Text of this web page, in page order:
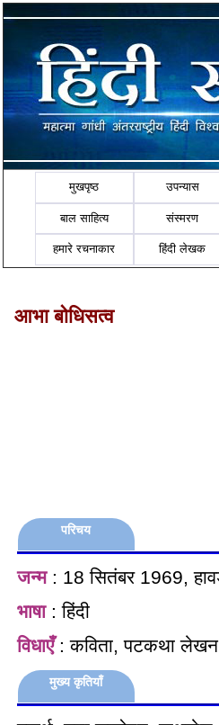
मुखपृष्ठ उपन्यास
बाल साहित्य संस्मरण
हमारे रचनाकार हिंदी लेखक
आभा बोधिसत्व
परिचय
जन्म: 18 सितंबर 1969,
भाषा: हिंदी
विधाएँ: कविता, पटकथा लेखन
मुख्य कृतियाँ